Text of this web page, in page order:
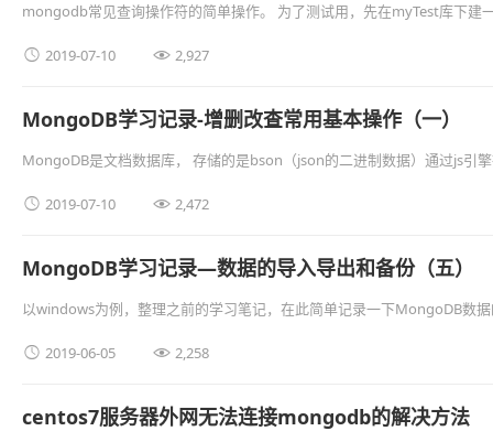
mongodb常见查询操作符的简单操作。 为了测试用，先在myTest库下建
 2019-07-10  2,927
MongoDB学习记录-增删改查常用基本操作（一）
MongoDB是文档数据库， 存储的是bson（json的二进制数据）通过js引
 2019-07-10  2,472
MongoDB学习记录—数据的导入导出和备份（五）
以windows为例，整理之前的学习笔记，在此简单记录一下MongoDB数
 2019-06-05  2,258
centos7服务器外网无法连接mongodb的解决方法